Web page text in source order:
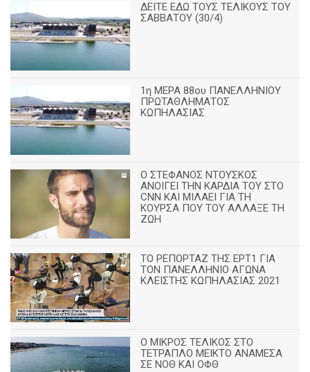
ΔΕΙΤΕ ΕΔΩ ΤΟΥΣ ΤΕΛΙΚΟΥΣ ΤΟΥ
ΣΑΒΒΑΤΟΥ (30/4)
1η ΜΕΡΑ 88ου ΠΑΝΕΛΛΗΝΙΟΥ
ΠΡΩΤΑΘΛΗΜΑΤΟΣ
ΚΩΠΗΛΑΣΙΑΣ
Ο ΣΤΕΦΑΝΟΣ ΝΤΟΥΣΚΟΣ
ΑΝΟΙΓΕΙ ΤΗΝ ΚΑΡΔΙΑ ΤΟΥ ΣΤΟ
CNN ΚΑΙ ΜΙΛΑΕΙ ΓΙΑ ΤΗ
ΚΟΥΡΣΑ ΠΟΥ ΤΟΥ ΑΛΛΑΞΕ ΤΗ
ΖΩΗ
ΤΟ ΡΕΠΟΡΤΑΖ ΤΗΣ ΕΡΤ1 ΓΙΑ
ΤΟΝ ΠΑΝΕΛΛΗΝΙΟ ΑΓΩΝΑ
ΚΛΕΙΣΤΗΣ ΚΩΠΗΛΑΣΙΑΣ 2021
Ο ΜΙΚΡΟΣ ΤΕΛΙΚΟΣ ΣΤΟ
ΤΕΤΡΑΠΛΟ ΜΕΙΚΤΟ ΑΝΑΜΕΣΑ
ΣΕ ΝΟΘ ΚΑΙ ΟΦΘ